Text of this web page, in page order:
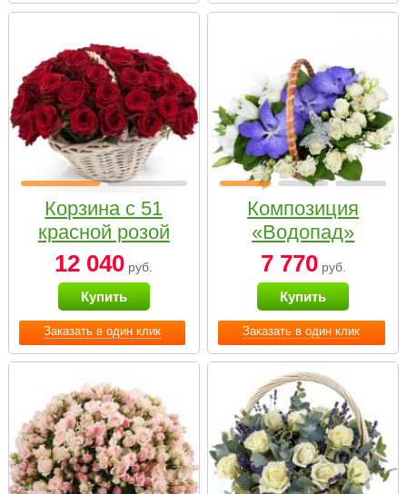
Заказать в один клик
Корзина с 51
красной розой
12 040 руб.
Купить
Заказать в один клик
Композиция
«Водопад»
7 770руб.
Купить